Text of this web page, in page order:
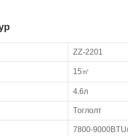
ZZ-2201
15㎡
4.6л
Тоглолт
7800-